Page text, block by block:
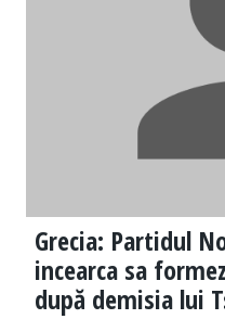
Grecia: Partidul
incearca sa
după demisia lui